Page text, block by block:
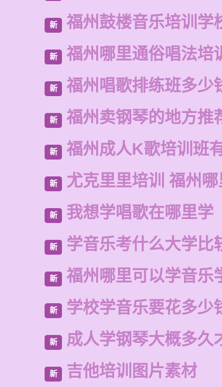
新 福州鼓楼音乐培训学
新 福州哪里通俗唱法培
新 福州唱歌排练班多少
新 福州卖钢琴的地方推
新 福州成人K歌培训班
新 尤克里里培训 福州
新 我想学唱歌在哪里学
新 学音乐考什么大学比
新 福州哪里可以学音乐
新 学校学音乐要花多少
新 成人学钢琴大概多久
新 吉他培训图片素材